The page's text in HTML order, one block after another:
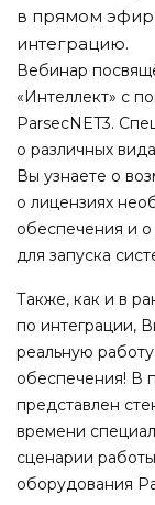
в прямом
интеграцию.
Вебинар
«Интеллект» с
ParsecNET3.
о различных
Вы узнаете о
о лицензиях
обеспечения и
для запуска
Также, как и в
по интеграции,
реальную
обеспечения! В
представлен
времени
сценарии
оборудования